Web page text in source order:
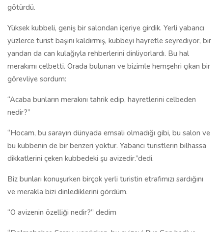
götürdü.
Yüksek kubbeli, geniş bir salondan içeriye girdik. Yerli yabancı
yüzlerce turist başını kaldırmış, kubbeyi hayretle seyrediyor, bir
yandan da can kulağıyla rehberlerini dinliyorlardı. Bu hal
merakımı celbetti. Orada bulunan ve bizimle hemşehri çıkan bir
görevliye sordum:
“Acaba bunların merakını tahrik edip, hayretlerini celbeden
nedir?”
“Hocam, bu sarayın dünyada emsali olmadığı gibi, bu salon ve
bu kubbenin de bir benzeri yoktur. Yabancı turistlerin bilhassa
dikkatlerini çeken kubbedeki şu avizedir.”dedi.
Biz bunları konuşurken birçok yerli turistin etrafımızı sardığını
ve merakla bizi dinlediklerini gördüm.
“O avizenin özelliği nedir?” dedim